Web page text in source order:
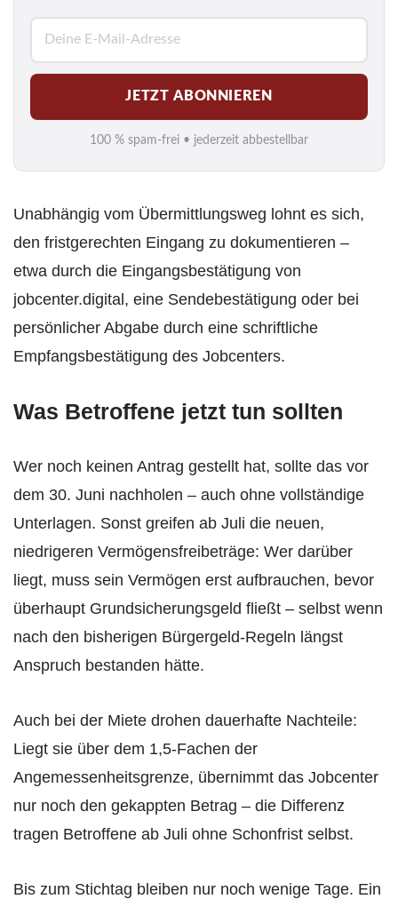
M
a
i
l
*
JETZT ABONNIEREN
100 % spam-frei • jederzeit abbestellbar
Unabhängig vom Übermittlungsweg lohnt es sich,
den fristgerechten Eingang zu dokumentieren –
etwa durch die Eingangsbestätigung von
jobcenter.digital, eine Sendebestätigung oder bei
persönlicher Abgabe durch eine schriftliche
Empfangsbestätigung des Jobcenters.
Was Betroffene jetzt tun sollten
Wer noch keinen Antrag gestellt hat, sollte das vor
dem 30. Juni nachholen – auch ohne vollständige
Unterlagen. Sonst greifen ab Juli die neuen,
niedrigeren Vermögensfreibeträge: Wer darüber
liegt, muss sein Vermögen erst aufbrauchen, bevor
überhaupt Grundsicherungsgeld fließt – selbst wenn
nach den bisherigen Bürgergeld-Regeln längst
Anspruch bestanden hätte.
Auch bei der Miete drohen dauerhafte Nachteile:
Liegt sie über dem 1,5-Fachen der
Angemessenheitsgrenze, übernimmt das Jobcenter
nur noch den gekappten Betrag – die Differenz
tragen Betroffene ab Juli ohne Schonfrist selbst.
Bis zum Stichtag bleiben nur noch wenige Tage. Ein